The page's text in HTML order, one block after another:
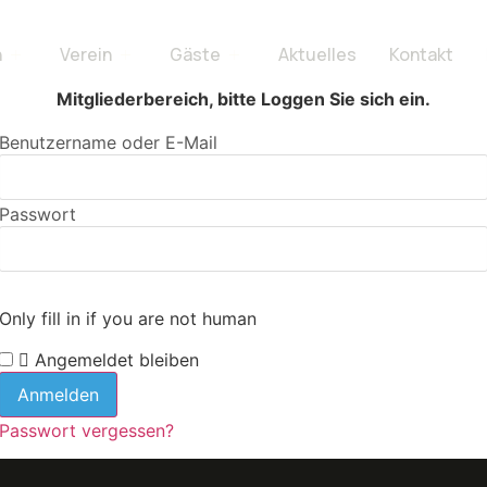
Verein Gäste Aktuelles Kontakt
Mitgliederbereich, bitte Loggen Sie sich ein.
Benutzername oder E-Mail
Passwort
Only fill in if you are not human
Angemeldet bleiben
Passwort vergessen?